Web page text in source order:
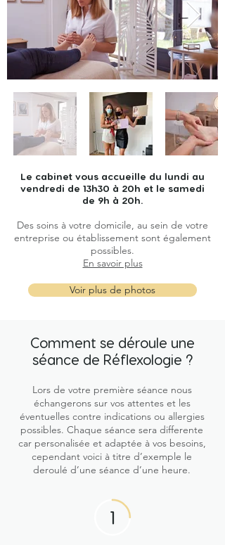
Le cabinet vous accueille du lundi au
vendredi de 13h30 à 20h et le samedi
de 9h à 20h.
Des soins à votre domicile, au sein de votre
entreprise ou établissement sont également
possibles.
En savoir plus
Voir plus de photos
Comment se déroule une
séance de Réflexologie ?
Lors de votre première séance nous
échangerons sur vos attentes et les
éventuelles contre indications ou allergies
possibles. Chaque séance sera differente
car personalisée et adaptée à vos besoins,
cependant voici à titre d’exemple le
deroulé d’une séance d’une heure.